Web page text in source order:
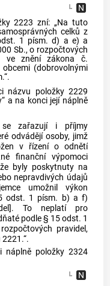
2223 zní: „Na tuto
celků z
1 písm. d) a e) a
Sb., o rozpočtových
ve znění zákona č.
(dobrovolnými
názvu položky 2229
a na konci její náplně
zařazují i příjmy
odvádějí osoby, jimž
v řízení o odnětí
finanční výpomoci
byly poskytnuty na
nepravdivých údajů
umožnil výkon
odst. 1 písm. b) a f)
To neplatí pro
podle § 15 odst. 1
pravidel,
položky 2324